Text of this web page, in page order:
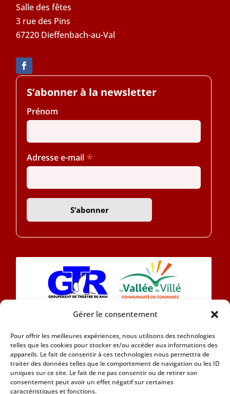
Gérer le consentement
Pour offrir les meilleures expériences, nous utilisons des technologies
telles que les cookies pour stocker et/ou accéder aux informations des
appareils. Le fait de consentir à ces technologies nous permettra de
traiter des données telles que le comportement de navigation ou les ID
uniques sur ce site. Le fait de ne pas consentir ou de retirer son
consentement peut avoir un effet négatif sur certaines
caractéristiques et fonctions.
Salle des fêtes
3 rue des Pins
67220 Dieffenbach-au-Val
S’abonner à la newsletter
Prénom
Adresse e-mail *
aujourd’hui d’une chorale et d’une section théâtre
en Alsacien.
Car nous attachons de l’importance à notre
patrimoine culturel nous adhérons à la Marque